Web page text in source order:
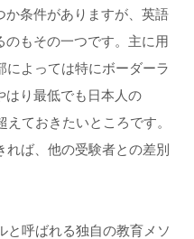
か条件がありますが、英語
もその一つです。主に用
によっては特にボーダーラ
はり最低でも日本人の
ておきたいところです。
れば、他の受験者との差別
と呼ばれる独自の教育メソ